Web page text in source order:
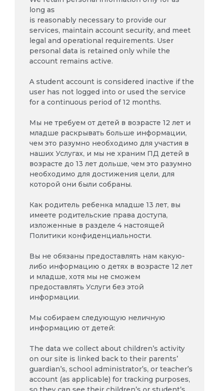
long as
is reasonably necessary to provide our
services, maintain account security, and meet
legal and operational requirements. User
personal data is retained only while the
account remains active.
A student account is considered inactive if the
user has not logged into or used the service
for a continuous period of 12 months.
Мы не требуем от детей в возрасте 12 лет и
младше раскрывать больше информации,
чем это разумно необходимо для участия в
наших Услугах, и мы не храним ПД детей в
возрасте до 13 лет дольше, чем это разумно
необходимо для достижения цели, для
которой они были собраны.
Как родитель ребенка младше 13 лет, вы
имеете родительские права доступа,
изложенные в разделе 4 настоящей
Политики конфиденциальности.
Вы не обязаны предоставлять нам какую-
либо информацию о детях в возрасте 12 лет
и младше, хотя мы не сможем
предоставлять Услуги без этой
информации.
Мы собираем следующую неличную
информацию от детей:
The data we collect about children’s activity
on our site is linked back to their parents’
guardian’s, school administrator’s, or teacher’s
account (as applicable) for tracking purposes,